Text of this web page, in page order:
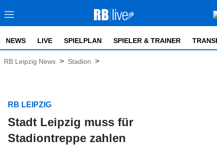
NEWS LIVE SPIELPLAN SPIELER & TRAINER
RB Leipzig News > Stadion >
RB LEIPZIG
Stadt Leipzig muss für
Stadiontreppe zahlen